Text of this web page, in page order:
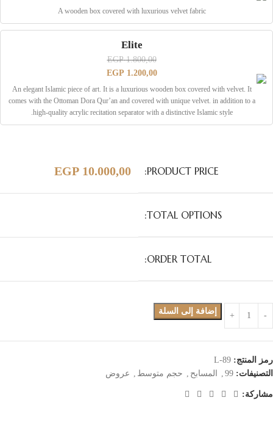
A wooden box covered with luxurious velvet fabric
Elite
1.800,00
EGP
1.200,00
EGP
An elegant Islamic piece of art. It is a luxurious wooden box covered with velvet. It
comes with the Ottoman Dora Qur’an and covered with unique velvet. in addition to a
high-quality acrylic recitation separator with a distinctive Islamic style.
PRODUCT PRICE:
10.000,00
EGP
TOTAL OPTIONS:
ORDER TOTAL:
إضافة إلى السلة
رمز المنتج: L-89
التصنيفات: 99
, المسابح , حجم متوسط , عروض
مشاركة: